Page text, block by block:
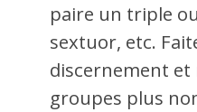
paire un triple
sextuor, etc.
discernement et
groupes plus